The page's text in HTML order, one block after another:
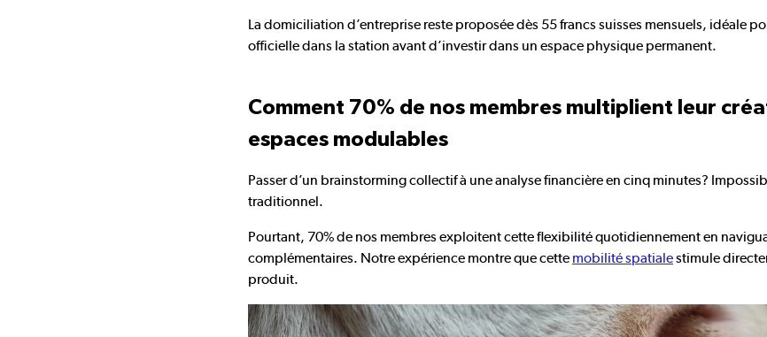
La domiciliation d’entreprise reste proposée dès 55 francs suisses mensuels, idéale
officielle dans la station avant d’investir dans un espace physique permanent.
Comment 70% de nos membres multiplient leur
espaces modulables
Passer d’un brainstorming collectif à une analyse financière en cinq minutes?
traditionnel.
Pourtant, 70% de nos membres exploitent cette flexibilité quotidiennement en
complémentaires. Notre expérience montre que cette mobilité spatialestimule
produit.